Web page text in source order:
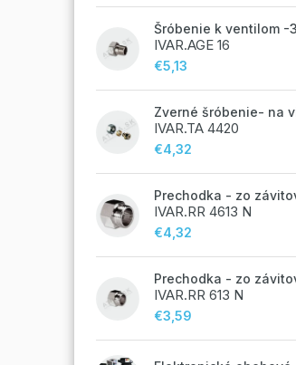
IVAR.AGE 16
€5,13
IVAR.TA 4420
€4,32
IVAR.RR 4613 N
€4,32
IVAR.RR 613 N
€3,59